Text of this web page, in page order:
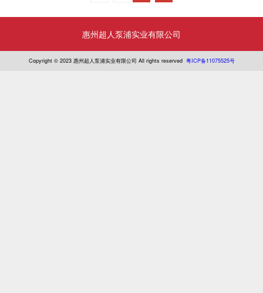
惠州超人泵浦实业有限公司
Copyright © 2023 惠州超人泵浦实业有限公司 All rights reserved 粤ICP备11075525号